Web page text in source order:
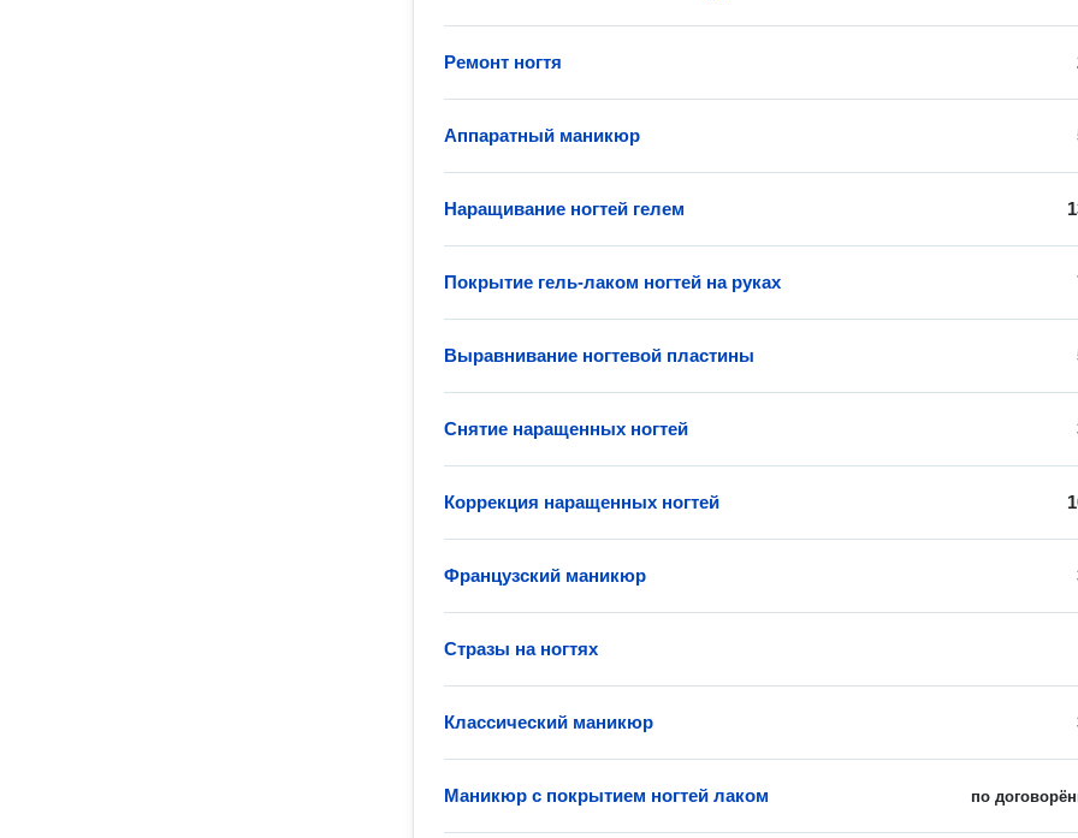
Ремонт ногтя
Аппаратный маникюр
Наращивание ногтей гелем
Покрытие гель-лаком ногтей на руках
Выравнивание ногтевой пластины
Снятие наращенных ногтей
Коррекция наращенных ногтей
Французский маникюр
Стразы на ногтях
Классический маникюр
по
Маникюр с покрытием ногтей лаком